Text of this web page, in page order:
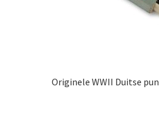
Originele WWII Duitse